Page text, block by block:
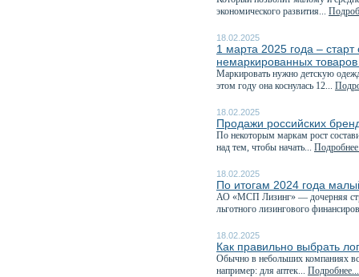
экономического развития...
18.02.2025
1 марта 2025 года –
немаркированных
Маркировать нужно детскую
этом году она коснулась 12...
18.02.2025
Продажи российских
По некоторым маркам рост
над тем, чтобы начать...
18.02.2025
По итогам 2024 года
АО «МСП Лизинг» — дочерняя
льготного лизингового
18.02.2025
Как правильно выбрать
Обычно в небольших компаниях
например: для аптек... Подробнее...